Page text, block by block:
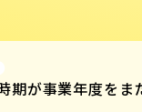
が事業年度をま